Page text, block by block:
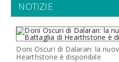
NOTIZIE
Doni Oscuri di Dalaran: la
Hearthstone è disponibile